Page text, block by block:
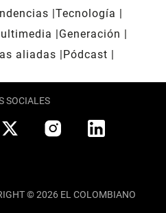
Tecnología
Generación
aliadas
Pódcast
SOCIALES
© 2026 EL COLOMBIANO